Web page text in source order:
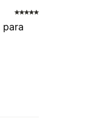
para